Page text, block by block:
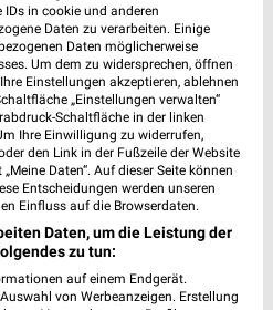
IDs in cookie und anderen
Daten zu verarbeiten. Einige
Daten möglicherweise
Um dem zu widersprechen, öffnen
Einstellungen akzeptieren, ablehnen
„Einstellungen verwalten“
Schaltfläche in der linken
Ihre Einwilligung zu widerrufen,
den Link in der Fußzeile der Website
Daten“. Auf dieser Seite können
Entscheidungen werden unseren
Einfluss auf die Browserdaten.
Daten, um die Leistung der
zu tun:
auf einem Endgerät.
von Werbeanzeigen. Erstellung